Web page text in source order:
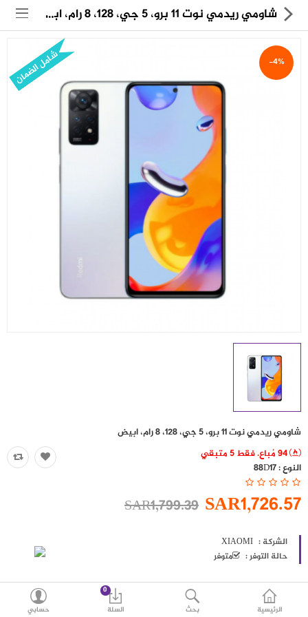
العناية الشخصية
اكسسوارات
العروض
منوع
شرائح بيانات ومكالمات
مقارنة
اللغات
الرئيسية بحث
0
السلة
حسابي
شاومي ريدمي نوت 11 برو، 5 جي، 128، 8 رام، ابيض
-4% شامل الضمان
شاومي ريدمي نوت 11 برو، 5 جي، 128، 8 رام، ابيض
النوع :88D17
SAR1,726.57
SAR1,799.39
الشركة : XIAOMI
حالة التوفر :
متوفر